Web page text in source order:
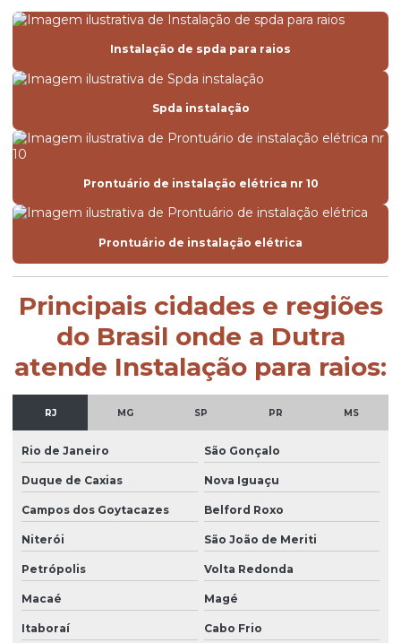
Instalação de spda para raios
Spda instalação
Prontuário de instalação elétrica nr 10
Prontuário de instalação elétrica
Principais cidades e regiões
do Brasil onde a Dutra
atende Instalação para raios:
RJ MG SP PR MS
Rio de Janeiro São Gonçalo
Duque de Caxias Nova Iguaçu
Campos dos Goytacazes Belford Roxo
Niterói São João de Meriti
Petrópolis Volta Redonda
Macaé Magé
Itaboraí Cabo Frio